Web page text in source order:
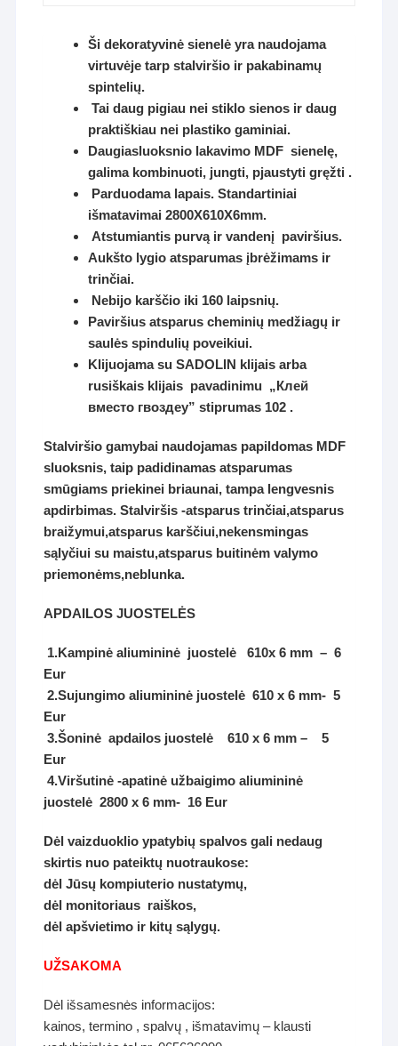
Ši dekoratyvinė sienelė yra naudojama
virtuvėje tarp stalviršio ir pakabinamų
spintelių.
Tai daug pigiau nei stiklo sienos ir daug
praktiškiau nei plastiko gaminiai.
Daugiasluoksnio lakavimo MDF sienelę,
galima kombinuoti, jungti, pjaustyti gręžti .
Parduodama lapais. Standartiniai
išmatavimai 2800X610X6mm.
Atstumiantis purvą ir vandenį paviršius.
Aukšto lygio atsparumas įbrėžimams ir
trinčiai.
Nebijo karščio iki 160 laipsnių.
Paviršius atsparus cheminių medžiagų ir
saulės spindulių poveikiui.
Klijuojama su SADOLIN klijais arba
rusiškais klijais pavadinimu „Клей
вместо гвоздey” stiprumas 102 .
Stalviršio gamybai naudojamas papildomas MDF
sluoksnis, taip padidinamas atsparumas
smūgiams priekinei briaunai, tampa lengvesnis
apdirbimas. Stalviršis -atsparus trinčiai,atsparus
braižymui,atsparus karščiui,nekensmingas
sąlyčiui su maistu,atsparus buitinėm valymo
priemonėms,neblunka.
APDAILOS JUOSTELĖS
1.Kampinė aliumininė juostelė 610x 6 mm – 6
Eur
2.Sujungimo aliumininė juostelė 610 x 6 mm- 5
Eur
3.Šoninė apdailos juostelė 610 x 6 mm – 5
Eur
4.Viršutinė -apatinė užbaigimo aliumininė
juostelė 2800 x 6 mm- 16 Eur
Dėl vaizduoklio ypatybių spalvos gali nedaug
skirtis nuo pateiktų nuotraukose:
dėl Jūsų kompiuterio nustatymų,
dėl monitoriaus raiškos,
dėl apšvietimo ir kitų sąlygų.
UŽSAKOMA
Dėl išsamesnės informacijos:
kainos, termino , spalvų , išmatavimų – klausti